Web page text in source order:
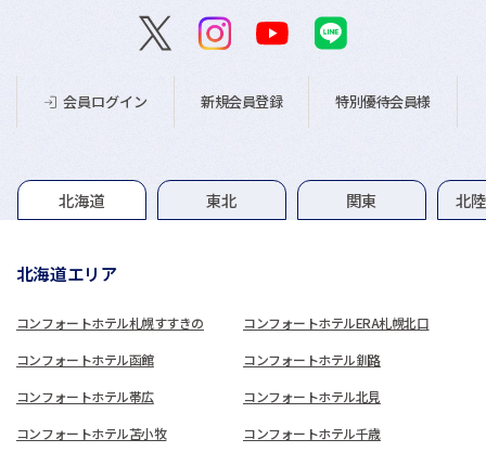
会員ログイン 新規会員登録 特別優待会員様
グループホテル一覧
北海道 東北 関東 北
北海道エリア
コンフォートホテル札幌すすきの コンフォートホテルERA札幌北口
コンフォートホテル函館 コンフォートホテル釧路
コンフォートホテル帯広 コンフォートホテル北見
コンフォートホテル苫小牧 コンフォートホテル千歳